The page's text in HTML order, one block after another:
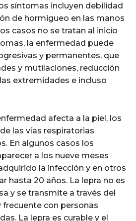
síntomas incluyen debilidad
de hormigueo en las manos
casos no se tratan al inicio
la enfermedad puede
y permanentes, que
y mutilaciones, reducción
extremidades e incluso
afecta a la piel, los
las vías respiratorias
En algunos casos los
a los nueve meses
la infección y en otros
hasta 20 años. La lepra no es
y se transmite a través del
con personas
La lepra es curable y el